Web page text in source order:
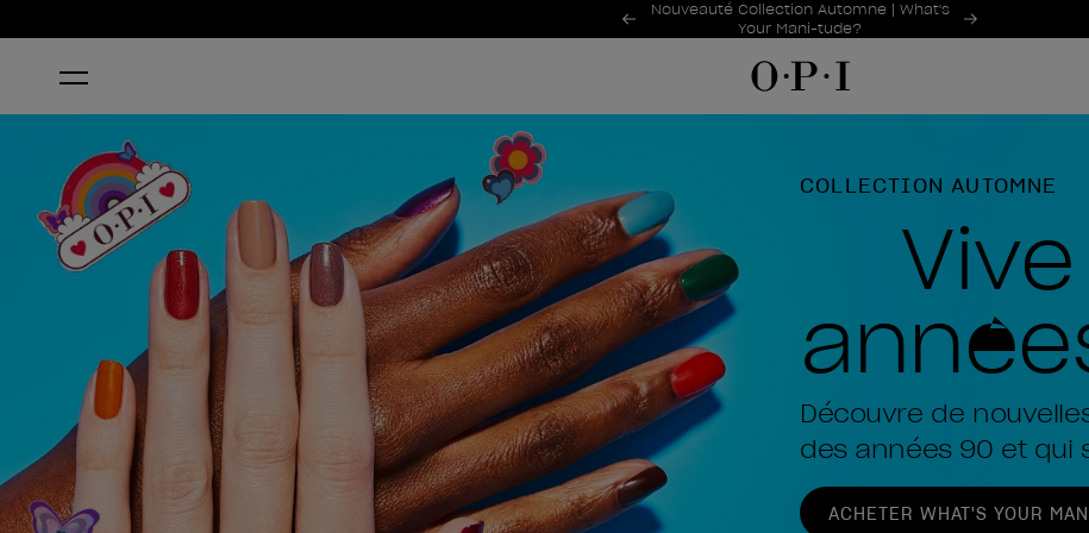
Offres promotionnelles
Nouveauté Collection Automne | What's
Your Mani-tude?
Item 1 of 2
OPI
COLLECTION AUTOMNE
Découvre de
des années 90 et qui
ACHETER WHAT'S YOUR